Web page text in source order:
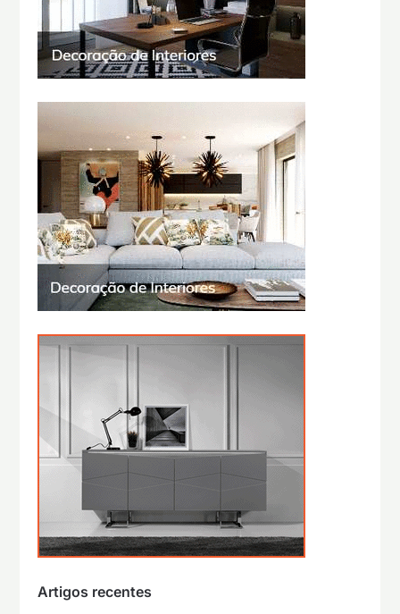
Artigos recentes